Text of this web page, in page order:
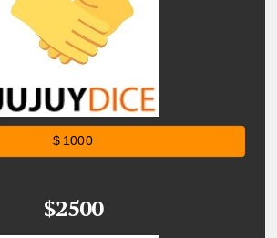
$ 1000
$2500